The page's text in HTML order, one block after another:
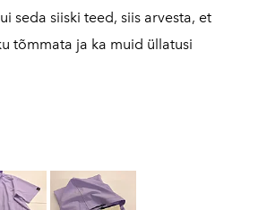
seda siiski teed, siis arvesta, et
tõmmata ja ka muid üllatusi